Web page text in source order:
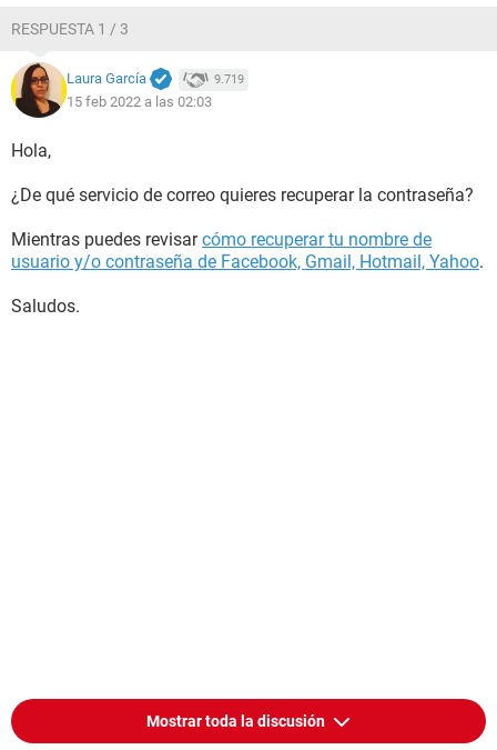
RESPUESTA 1 / 3
Laura García 9.719
15 feb 2022 a las 02:03
Hola,
¿De qué servicio de correo quieres recuperar la contraseña?
Mientras puedes revisarcómo recuperar tu nombre de
usuario y/o contraseña de Facebook, Gmail, Hotmail, Yahoo.
Saludos.
Mostrar toda la discusión